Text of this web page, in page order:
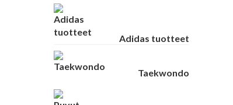
Adidas tuotteet
Taekwondo